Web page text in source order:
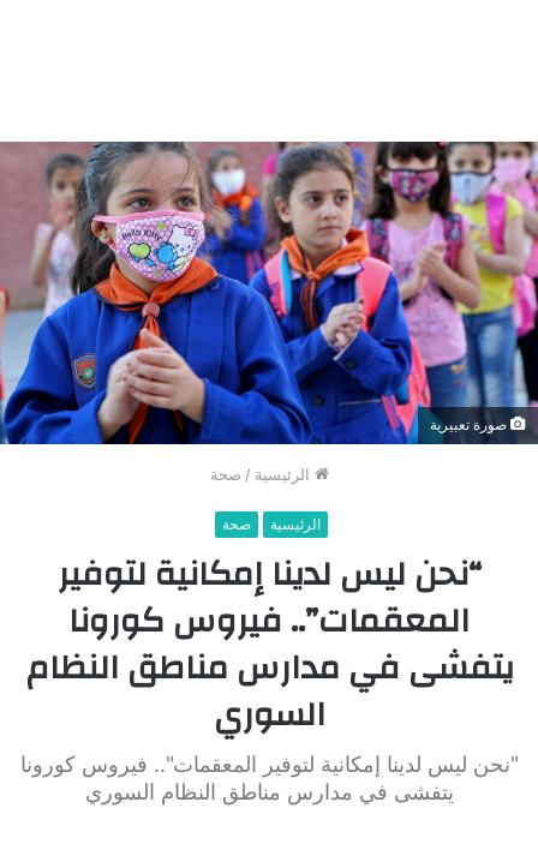
صورة تعبيرية
الرئيسية / صحة
الرئيسية صحة
“نحن ليس لدينا إمكانية لتوفير
المعقمات”.. فيروس كورونا
يتفشى في مدارس مناطق النظام
السوري
"نحن ليس لدينا إمكانية لتوفير المعقمات".. فيروس كورونا
يتفشى في مدارس مناطق النظام السوري